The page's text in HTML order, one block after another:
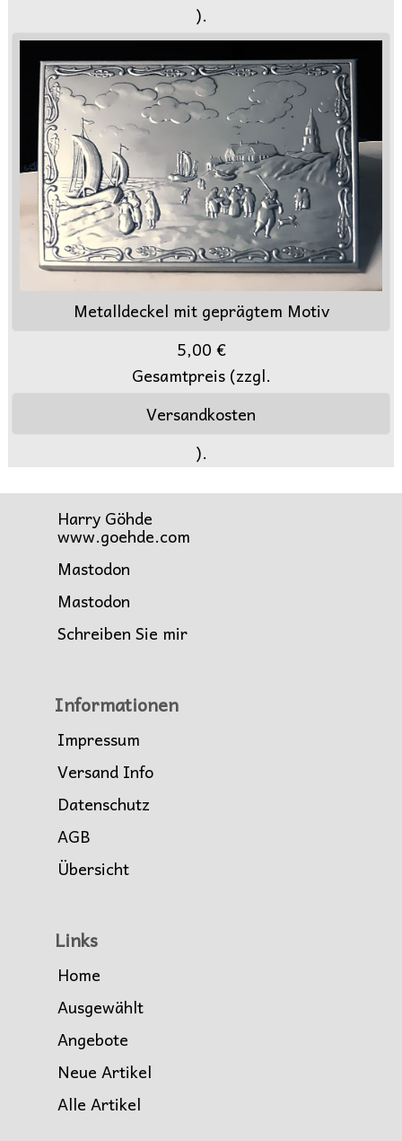
).
Metalldeckel mit geprägtem Motiv
5,00 €
Gesamtpreis (zzgl.
Versandkosten
).
Harry Göhde
www.goehde.com
Mastodon
Mastodon
Schreiben Sie mir
Informationen
Impressum
Versand Info
Datenschutz
AGB
Übersicht
Links
Home
Ausgewählt
Angebote
Neue Artikel
Alle Artikel